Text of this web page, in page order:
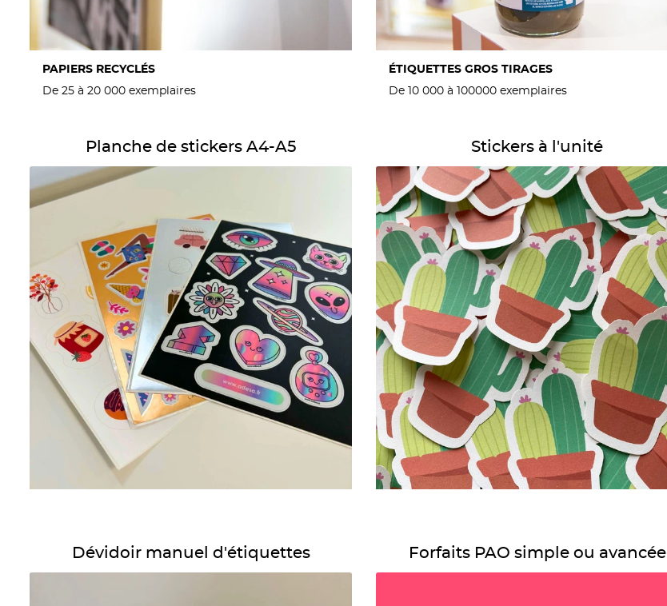
PAPIERS RECYCLÉS
De 25 à 20 000 exemplaires
ÉTIQUETTES GROS TIRAGES
De 10 000 à 100000 exemplaires
Planche de stickers A4-A5
Détails Planche de stickers A4-A5
Stickers à l'unité
Détails Stickers à l'unité
Dévidoir manuel d'étiquettes
Détails Dévidoir manuel d'étiquettes
Forfaits PAO simple ou avancée
Détails Forfaits PAO simple ou avancée